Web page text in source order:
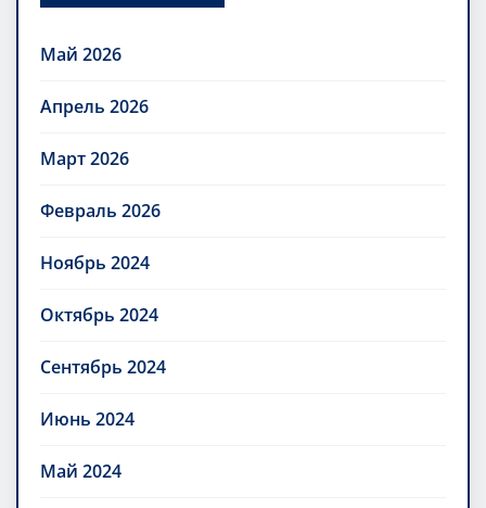
Май 2026
Апрель 2026
Март 2026
Февраль 2026
Ноябрь 2024
Октябрь 2024
Сентябрь 2024
Июнь 2024
Май 2024